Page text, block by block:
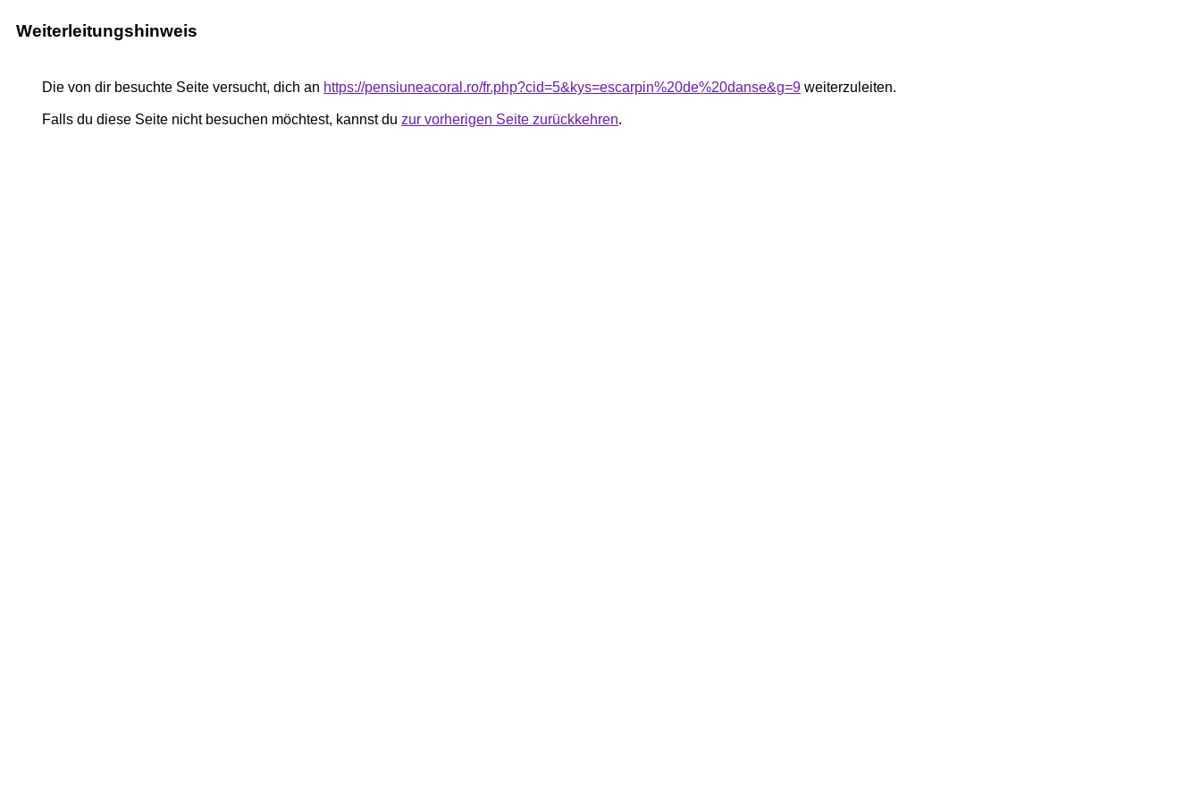
Weiterleitungshinweis
Die von dir besuchte Seite versucht, dich an https://pensiuneacoral.ro/fr.php?cid=5&kys=escarpin%20de%20danse&g=9 weiterzuleiten.
Falls du diese Seite nicht besuchen möchtest, kannst du zur vorherigen Seite zurückkehren.